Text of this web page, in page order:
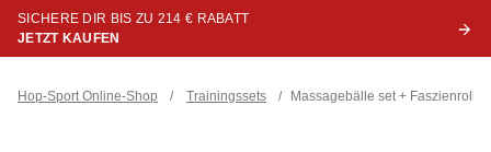
SICHERE DIR BIS ZU 214 € RABATT
JETZT KAUFEN
Hop-Sport Online-Shop / Trainingssets / Massagebälle set + Faszienrolle